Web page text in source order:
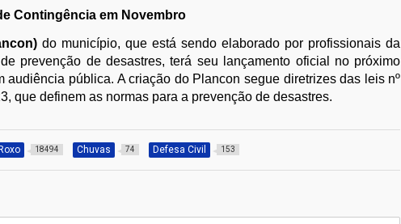
Contingência em Novembro
do município, que está sendo elaborado por profissionais da
prevenção de desastres, terá seu lançamento oficial no próximo
audiência pública. A criação do Plancon segue diretrizes das leis nº
que definem as normas para a prevenção de desastres.
18494 Chuvas 74 Defesa Civil 153